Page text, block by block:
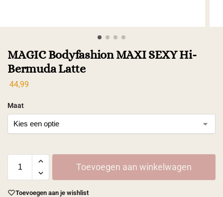
MAGIC Bodyfashion MAXI SEXY Hi-
Bermuda Latte
44,99
Maat
Toevoegen aan winkelwagen
Toevoegen aan je wishlist